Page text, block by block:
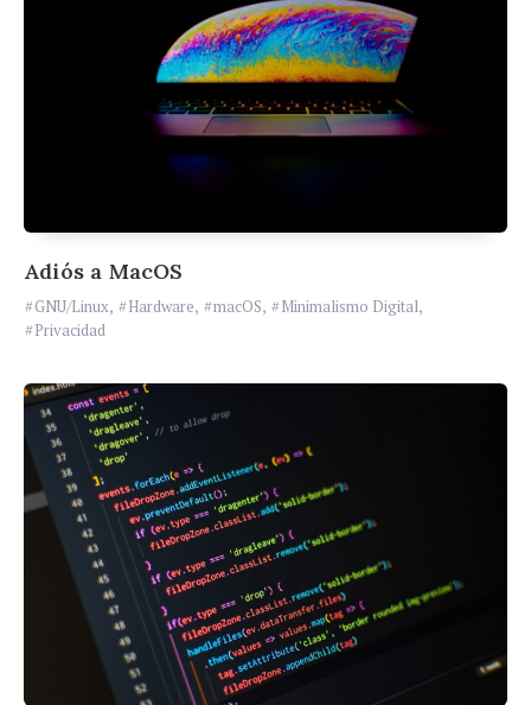
Adiós a MacOS
GNU/Linux, Hardware, macOS, Minimalismo Digital,
Privacidad